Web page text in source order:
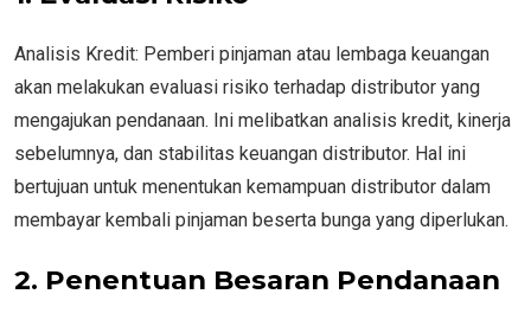
Analisis Kredit: Pemberi pinjaman atau lembaga keuangan
akan melakukan evaluasi risiko terhadap distributor yang
mengajukan pendanaan. Ini melibatkan analisis kredit, kinerja
sebelumnya, dan stabilitas keuangan distributor. Hal ini
bertujuan untuk menentukan kemampuan distributor dalam
membayar kembali pinjaman beserta bunga yang diperlukan.
2. Penentuan Besaran Pendanaan